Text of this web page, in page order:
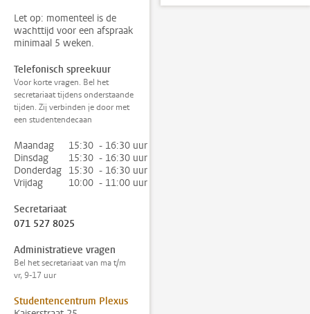
Let op: momenteel is de
wachttijd voor een afspraak
minimaal 5 weken.
Telefonisch spreekuur
Voor korte vragen. Bel het
secretariaat tijdens onderstaande
tijden. Zij verbinden je door met
een studentendecaan
Maandag
15:30 - 16:30 uur
Dinsdag
15:30 - 16:30 uur
Donderdag 15:30 - 16:30 uur
Vrijdag
10:00 - 11:00 uur
Secretariaat
071 527 8025
Administratieve vragen
Bel het secretariaat van ma t/m
vr, 9-17 uur
Studentencentrum Plexus